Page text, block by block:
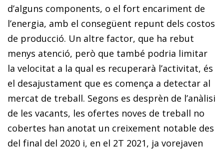
d’alguns components, o el fort encariment de
l’energia, amb el consegüent repunt dels costos
de producció. Un altre factor, que ha rebut
menys atenció, però que també podria limitar
la velocitat a la qual es recuperarà l’activitat, és
el desajustament que es comença a detectar al
mercat de treball. Segons es desprèn de l’anàlisi
de les vacants, les ofertes noves de treball no
cobertes han anotat un creixement notable des
del final del 2020 i, en el 2T 2021, ja vorejaven